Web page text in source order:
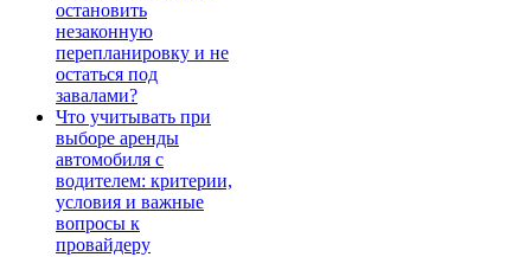
остановить
незаконную
перепланировку и не
остаться под
завалами?
Что учитывать при
выборе аренды
автомобиля с
водителем: критерии,
условия и важные
вопросы к
провайдеру